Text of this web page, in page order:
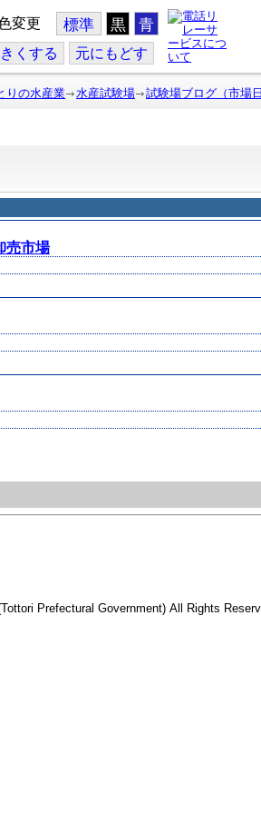
変更 標準 黒 青
きくする 元にもどす
りの水産業 水産試験場 試験場ブログ（市場日
売市場
Prefectural Government) All Rights